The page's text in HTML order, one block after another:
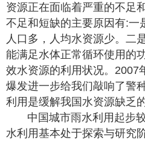
资源正在面临着严重的不足
不足和短缺的主要原因有:一
人口多，人均水资源少。二
能满足水体正常循环使用的
效水资源的利用状况。2007
爆发进一步给我们敲响了警
利用是缓解我国水资源缺乏
中国城市雨水利用起步较
水利用基本处于探索与研究